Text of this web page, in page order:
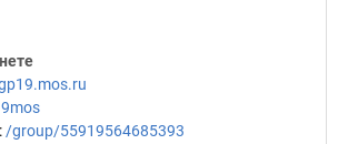
: /group/55919564685393